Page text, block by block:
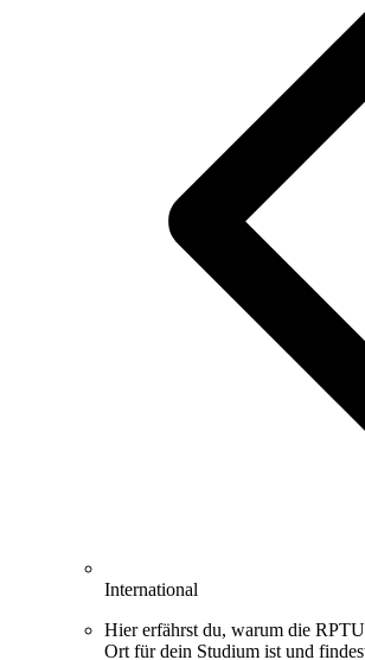
International
Hier erfährst du, warum die
Ort für dein Studium ist und